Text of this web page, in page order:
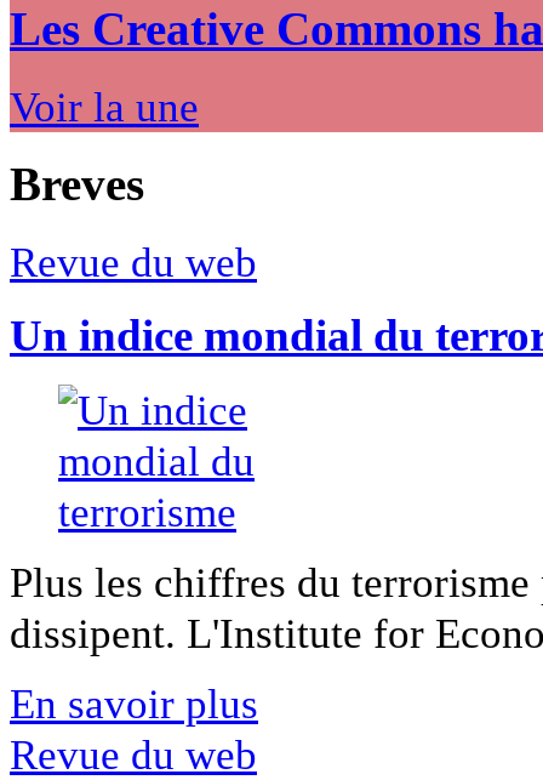
Les Creative Commons
Voir la une
Breves
Revue du web
Un indice mondial du
Plus les chiffres du
dissipent. L'Institute for
En savoir plus
Revue du web